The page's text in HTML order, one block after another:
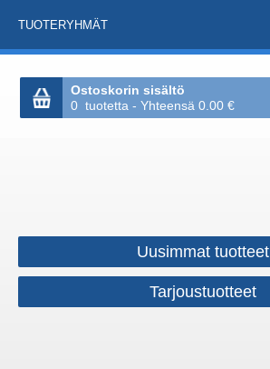
TUOTERYHMÄT
Ostoskorin sisältö
0 tuotetta - Yhteensä 0.00 €
Uusimmat tuotteet
Tarjoustuotteet